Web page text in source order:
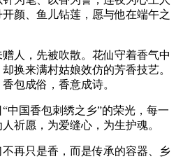
颜、鱼儿钻莲，愿与他在端午之
人，先被吹散。花仙守着香气中
换来满村姑娘效仿的芳香技艺。
包成俗，香意成诗。
中国香包刺绣之乡”的荣光，每一
祈愿，为爱缝心，为生护魂。
再只是香，而是传承的容器、乡